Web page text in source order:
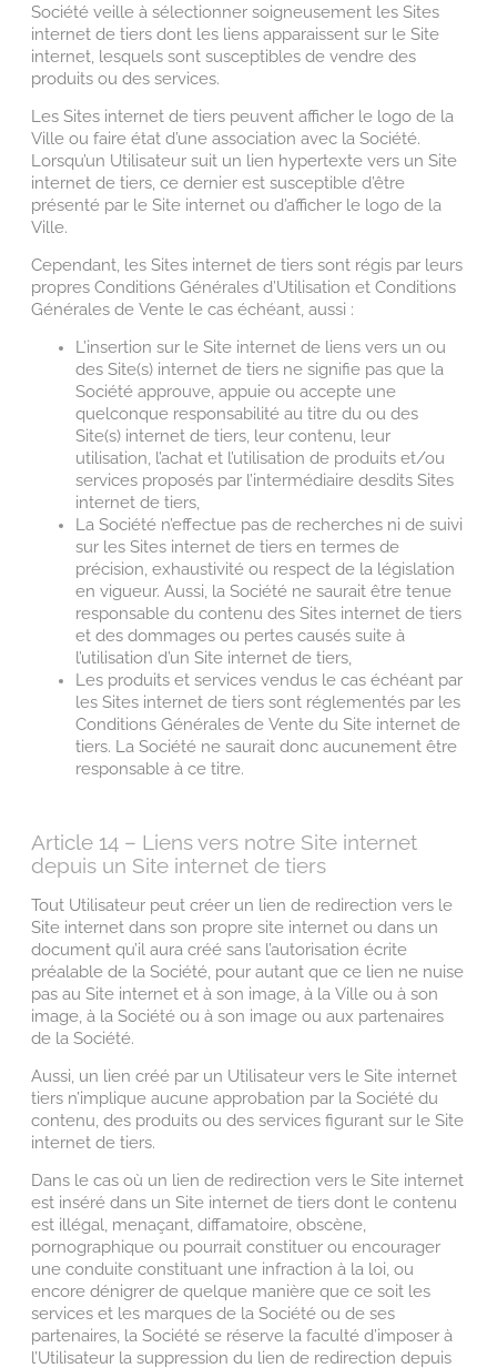
Société veille à sélectionner soigneusement les Sites
internet de tiers dont les liens apparaissent sur le Site
internet, lesquels sont susceptibles de vendre des
produits ou des services.
Les Sites internet de tiers peuvent afficher le logo de la
Ville ou faire état d’une association avec la Société.
Lorsqu’un Utilisateur suit un lien hypertexte vers un Site
internet de tiers, ce dernier est susceptible d’être
présenté par le Site internet ou d’afficher le logo de la
Ville.
Cependant, les Sites internet de tiers sont régis par leurs
propres Conditions Générales d’Utilisation et Conditions
Générales de Vente le cas échéant, aussi :
L’insertion sur le Site internet de liens vers un ou
des Site(s) internet de tiers ne signifie pas que la
Société approuve, appuie ou accepte une
quelconque responsabilité au titre du ou des
Site(s) internet de tiers, leur contenu, leur
utilisation, l’achat et l’utilisation de produits et/ou
services proposés par l’intermédiaire desdits Sites
internet de tiers,
La Société n’effectue pas de recherches ni de suivi
sur les Sites internet de tiers en termes de
précision, exhaustivité ou respect de la législation
en vigueur. Aussi, la Société ne saurait être tenue
responsable du contenu des Sites internet de tiers
et des dommages ou pertes causés suite à
l’utilisation d’un Site internet de tiers,
Les produits et services vendus le cas échéant par
les Sites internet de tiers sont réglementés par les
Conditions Générales de Vente du Site internet de
tiers. La Société ne saurait donc aucunement être
responsable à ce titre.
Article 14 – Liens vers notre Site internet
depuis un Site internet de tiers
Tout Utilisateur peut créer un lien de redirection vers le
Site internet dans son propre site internet ou dans un
document qu’il aura créé sans l’autorisation écrite
préalable de la Société, pour autant que ce lien ne nuise
pas au Site internet et à son image, à la Ville ou à son
image, à la Société ou à son image ou aux partenaires
de la Société.
Aussi, un lien créé par un Utilisateur vers le Site internet
tiers n’implique aucune approbation par la Société du
contenu, des produits ou des services figurant sur le Site
internet de tiers.
Dans le cas où un lien de redirection vers le Site internet
est inséré dans un Site internet de tiers dont le contenu
est illégal, menaçant, diffamatoire, obscène,
pornographique ou pourrait constituer ou encourager
une conduite constituant une infraction à la loi, ou
encore dénigrer de quelque manière que ce soit les
services et les marques de la Société ou de ses
partenaires, la Société se réserve la faculté d’imposer à
l’Utilisateur la suppression du lien de redirection depuis